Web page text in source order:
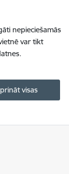
nepieciešamās
var tikt
visas